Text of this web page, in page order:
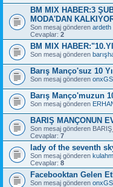
BM MIX HABER:3
MODA'DAN
Son mesaj gönderen ardeth
Cevaplar: 2
BM MIX
Son mesaj gönderen
Barış Manço'suz 10
Son mesaj gönderen onxGS
Barış Manço'muzun
Son mesaj gönderen
BARIŞ MANÇONUN
Son mesaj gönderen
Cevaplar: 7
lady of the seventh
Son mesaj gönderen
Cevaplar: 8
Facebooktan Gelen
Son mesaj gönderen onxGS